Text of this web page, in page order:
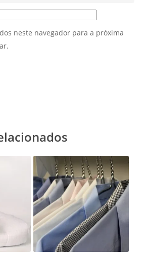
neste navegador para a próxima